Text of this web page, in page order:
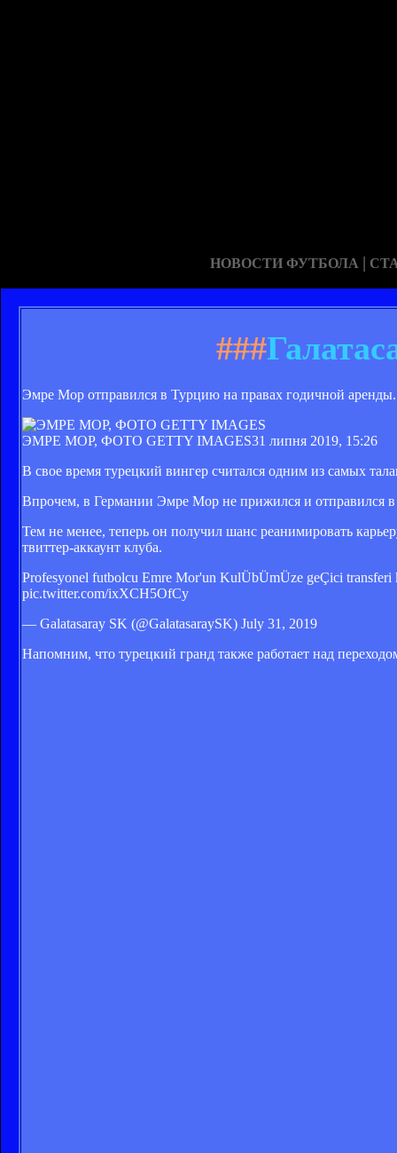
НОВОСТИ ФУТБОЛА |
###
Эмре Мор отправился в Турцию на правах годичной аренды.
ЭМРЕ МОР, ФОТО GETTY IMAGES31 липня 2019, 15:26
В свое время турецкий вингер считался одним из самых
Впрочем, в Германии Эмре Мор не прижился и отправился в
Тем не менее, теперь он получил шанс реанимировать
твиттер-аккаунт клуба.
Profesyonel futbolcu Emre Mor'un KulÜbÜmÜze geÇici transferi
pic.twitter.com/ixXCH5OfCy
— Galatasaray SK (@GalatasaraySK) July 31, 2019
Напомним, что турецкий гранд также работает над